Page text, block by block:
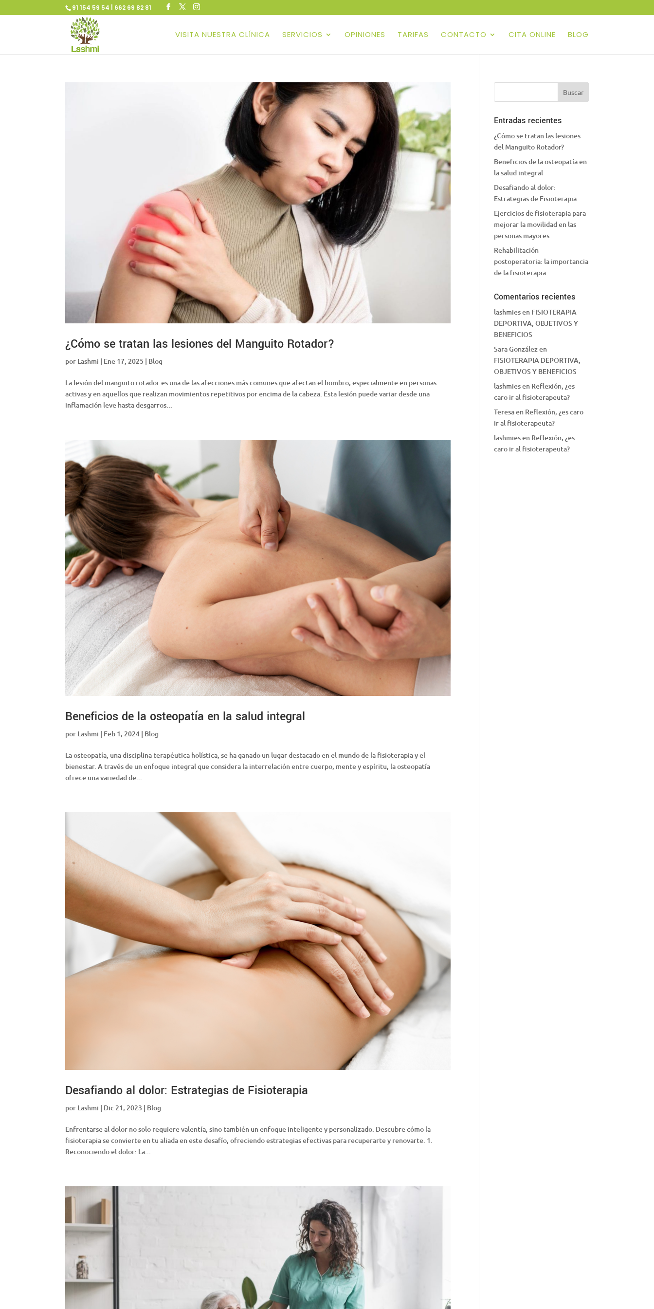
91 154 59 54 | 662 69 82 81
VISITA NUESTRA CLÍNICA SERVICIOS OPINIONES TARIFAS CONTACTO CITA ONLINE BLOG
¿Cómo se tratan las lesiones del Manguito Rotador?
por Lashmi | Ene 17, 2025 | Blog
La lesión del manguito rotador es una de las afecciones más comunes que afectan el hombro, especialmente en personas
activas y en aquellos que realizan movimientos repetitivos por encima de la cabeza. Esta lesión puede variar desde una
inflamación leve hasta desgarros...
Beneficios de la osteopatía en la salud integral
por Lashmi | Feb 1, 2024 | Blog
La osteopatía, una disciplina terapéutica holística, se ha ganado un lugar destacado en el mundo de la fisioterapia y el
bienestar. A través de un enfoque integral que considera la interrelación entre cuerpo, mente y espíritu, la osteopatía
ofrece una variedad de...
Desafiando al dolor: Estrategias de Fisioterapia
por Lashmi | Dic 21, 2023 | Blog
Enfrentarse al dolor no solo requiere valentía, sino también un enfoque inteligente y personalizado. Descubre cómo la
fisioterapia se convierte en tu aliada en este desafío, ofreciendo estrategias efectivas para recuperarte y renovarte. 1.
Reconociendo el dolor: La...
Entradas recientes
¿Cómo se tratan las lesiones
del Manguito Rotador?
Beneficios de la osteopatía en
la salud integral
Desafiando al dolor:
Estrategias de Fisioterapia
Ejercicios de fisioterapia para
mejorar la movilidad en las
personas mayores
Rehabilitación
postoperatoria: la importancia
de la fisioterapia
Comentarios recientes
lashmiesen FISIOTERAPIA
DEPORTIVA, OBJETIVOS Y
BENEFICIOS
Sara Gonzálezen
FISIOTERAPIA DEPORTIVA,
OBJETIVOS Y BENEFICIOS
lashmiesen Reflexión, ¿es
caro ir al fisioterapeuta?
Teresaen Reflexión, ¿es caro
ir al fisioterapeuta?
lashmiesen Reflexión, ¿es
caro ir al fisioterapeuta?